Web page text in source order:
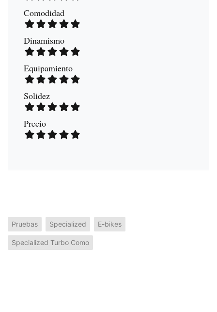
Comodidad
Dinamismo
Equipamiento
Solidez
Precio
Pruebas Specialized E-bikes
Specialized Turbo Como